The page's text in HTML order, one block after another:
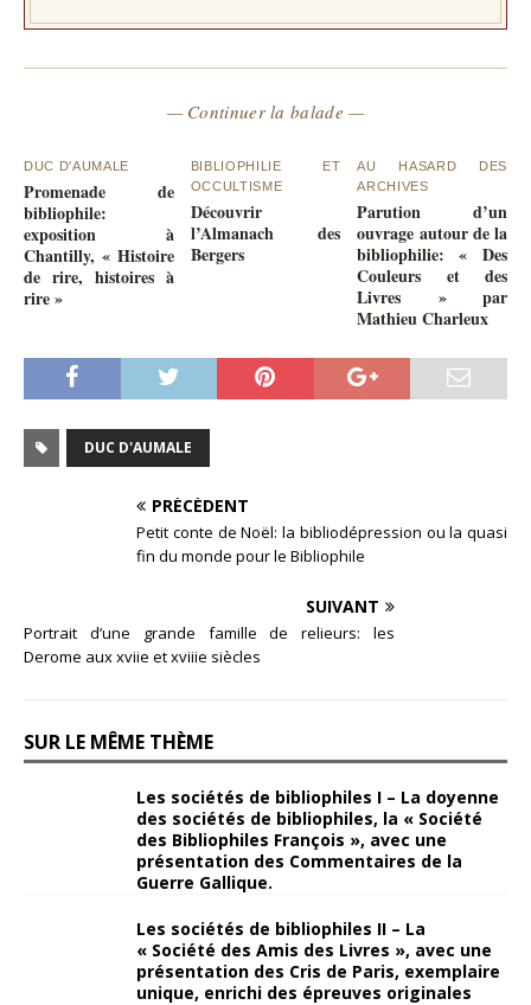
— Continuer la balade —
DUC D'AUMALE
Promenade de
bibliophile:
exposition à
Chantilly, « Histoire
de rire, histoires à
rire »
BIBLIOPHILIE ET
OCCULTISME
Découvrir
l’Almanach des
Bergers
AU HASARD DES
ARCHIVES
Parution d’un
ouvrage autour de la
bibliophilie: « Des
Couleurs et des
Livres » par
Mathieu Charleux
DUC D'AUMALE
PRÉCÉDENT
Petit conte de Noël: la bibliodépression ou la quasi
fin du monde pour le Bibliophile
SUIVANT
Portrait d’une grande famille de relieurs: les
Derome aux xviie et xviiie siècles
SUR LE MÊME THÈME
Les sociétés de bibliophiles I – La doyenne
des sociétés de bibliophiles, la « Société
des Bibliophiles François », avec une
présentation des Commentaires de la
Guerre Gallique.
Les sociétés de bibliophiles II – La
« Société des Amis des Livres », avec une
présentation des Cris de Paris, exemplaire
unique, enrichi des épreuves originales